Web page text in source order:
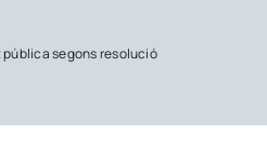
segons resolució